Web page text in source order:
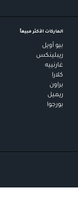
الماركات الأكثر مبيعاً
بيو أويل
ريبلينكس
غارنييه
كلارا
براون
ريميل
بورجوا